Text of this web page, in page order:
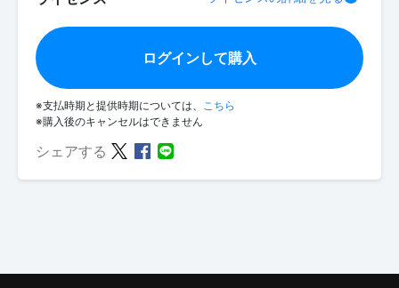
ログインして購入
※支払時期と提供時期については、
こちら
※購入後のキャンセルはできません
シェアする